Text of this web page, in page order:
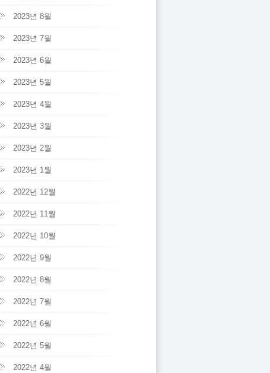
2023년 8월
2023년 7월
2023년 6월
2023년 5월
2023년 4월
2023년 3월
2023년 2월
2023년 1월
2022년 12월
2022년 11월
2022년 10월
2022년 9월
2022년 8월
2022년 7월
2022년 6월
2022년 5월
2022년 4월